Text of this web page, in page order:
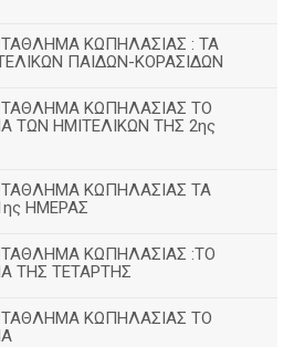
ΚΩΠΗΛΑΣΙΑΣ : ΤΑ
ΠΑΙΔΩΝ-ΚΟΡΑΣΙΔΩΝ
ΚΩΠΗΛΑΣΙΑΣ ΤΟ
ΤΩΝ ΗΜΙΤΕΛΙΚΩΝ ΤΗΣ 2ης
ΚΩΠΗΛΑΣΙΑΣ ΤΑ
ΗΜΕΡΑΣ
ΚΩΠΗΛΑΣΙΑΣ :ΤΟ
ΤΗΣ ΤΕΤΑΡΤΗΣ
ΚΩΠΗΛΑΣΙΑΣ ΤΟ